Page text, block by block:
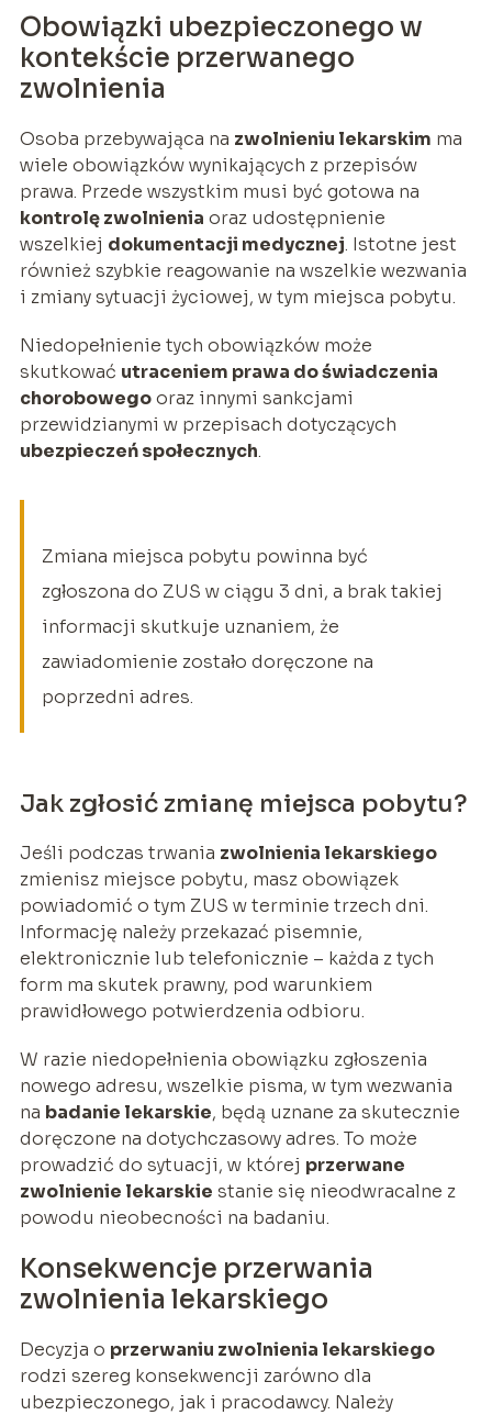
Obowiązki ubezpieczonego w
kontekście przerwanego
zwolnienia
Osoba przebywająca na zwolnieniu lekarskim ma
wiele obowiązków wynikających z przepisów
prawa. Przede wszystkim musi być gotowa na
kontrolę zwolnienia oraz udostępnienie
wszelkiej dokumentacji medycznej. Istotne jest
również szybkie reagowanie na wszelkie wezwania
i zmiany sytuacji życiowej, w tym miejsca pobytu.
Niedopełnienie tych obowiązków może
skutkować utraceniem prawa do świadczenia
chorobowegooraz innymi sankcjami
przewidzianymi w przepisach dotyczących
ubezpieczeń społecznych.
Zmiana miejsca pobytu powinna być
zgłoszona do ZUS w ciągu 3 dni, a brak takiej
informacji skutkuje uznaniem, że
zawiadomienie zostało doręczone na
poprzedni adres.
Jak zgłosić zmianę miejsca pobytu?
Jeśli podczas trwania zwolnienia lekarskiego
zmienisz miejsce pobytu, masz obowiązek
powiadomić o tym ZUS w terminie trzech dni.
Informację należy przekazać pisemnie,
elektronicznie lub telefonicznie – każda z tych
form ma skutek prawny, pod warunkiem
prawidłowego potwierdzenia odbioru.
W razie niedopełnienia obowiązku zgłoszenia
nowego adresu, wszelkie pisma, w tym wezwania
na badanie lekarskie, będą uznane za skutecznie
doręczone na dotychczasowy adres. To może
prowadzić do sytuacji, w której przerwane
zwolnienie lekarskie stanie się nieodwracalne z
powodu nieobecności na badaniu.
Konsekwencje przerwania
zwolnienia lekarskiego
Decyzja o przerwaniu zwolnienia lekarskiego
rodzi szereg konsekwencji zarówno dla
ubezpieczonego, jak i pracodawcy. Należy